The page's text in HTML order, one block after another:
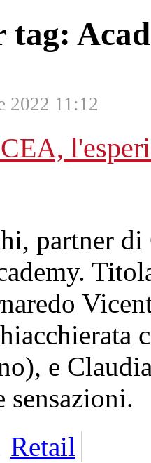
tag:
2022 11:12
partner
e
sensazioni.
Retail